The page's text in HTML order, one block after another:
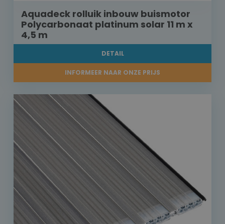
Aquadeck rolluik inbouw buismotor
Polycarbonaat platinum solar 11 m x
4,5 m
DETAIL
INFORMEER NAAR ONZE PRIJS